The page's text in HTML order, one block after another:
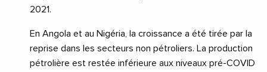
2021.
En Angola et au Nigéria, la croissance a été tirée par la
reprise dans les secteurs non pétroliers. La production
pétrolière est restée inférieure aux niveaux pré-COVID